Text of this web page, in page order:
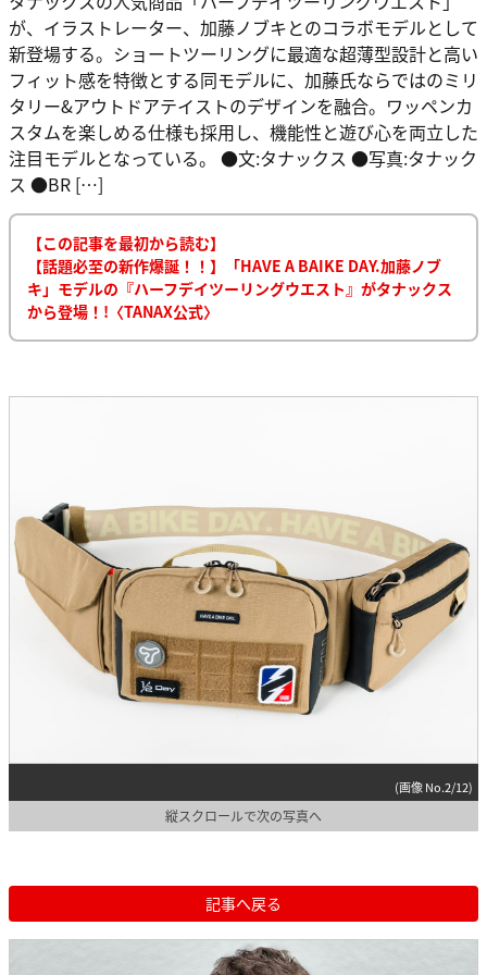
が、イラストレーター、加藤ノブキとのコラボモデルとして
新登場する。ショートツーリングに最適な超薄型設計と高い
フィット感を特徴とする同モデルに、加藤氏ならではのミリ
タリー&アウトドアテイストのデザインを融合。ワッペンカ
スタムを楽しめる仕様も採用し、機能性と遊び心を両立した
注目モデルとなっている。 ●文:タナックス ●写真:タナック
ス ●BR […]
【この記事を最初から読む】
【話題必至の新作爆誕！！】「HAVE A BAIKE DAY.加藤ノブ
キ」モデルの『ハーフデイツーリングウエスト』がタナックス
から登場！!〈TANAX公式〉
(画像 No.2/12)
縦スクロールで次の写真へ
記事へ戻る